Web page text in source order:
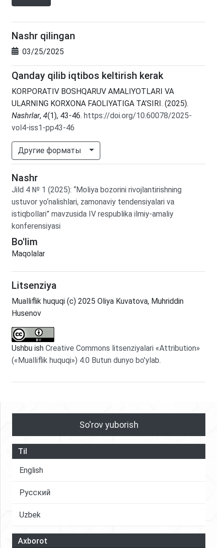
Nashr qilingan
03/25/2025
Qanday qilib iqtibos keltirish kerak
KORPORATIV BOSHQARUV AMALIYOTLARI VA
ULARNING KORXONA FAOLIYATIGA TA’SIRI. (2025).
Nashrlar, 4(1), 43-46. https://doi.org/10.60078/2025-
vol4-iss1-pp43-46
Другие форматы
Nashr
Jild 4 № 1 (2025): “Moliya bozorini rivojlantirishning
ustuvor yo‘nalishlari, zamonaviy tendensiyalari va
istiqbollari” mavzusida IV respublika ilmiy-amaliy
konferensiyasi
Bo'lim
Maqolalar
Litsenziya
Mualliflik huquqi (c) 2025 Oliya Kuvatova, Muhriddin
Husenov
Ushbu ish Creative Commons litsenziyalari «Attribution»
(«Mualliflik huquqi») 4.0 Butun dunyo bo'ylab.
So'rov yuborish
Til
English
Русский
Uzbek
Axborot